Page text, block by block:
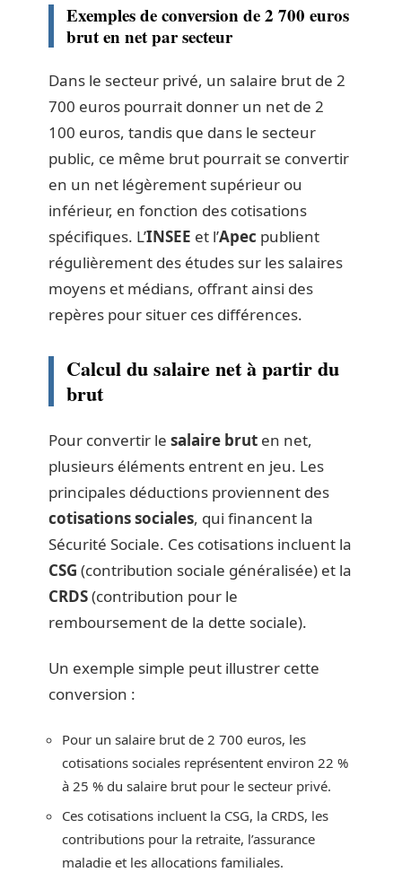
Exemples de conversion de 2 700 euros
brut en net par secteur
Dans le secteur privé, un salaire brut de 2
700 euros pourrait donner un net de 2
100 euros, tandis que dans le secteur
public, ce même brut pourrait se convertir
en un net légèrement supérieur ou
inférieur, en fonction des cotisations
spécifiques. L’INSEE et l’Apec publient
régulièrement des études sur les salaires
moyens et médians, offrant ainsi des
repères pour situer ces différences.
Calcul du salaire net à partir du
brut
Pour convertir le salaire brut en net,
plusieurs éléments entrent en jeu. Les
principales déductions proviennent des
cotisations sociales, qui financent la
Sécurité Sociale. Ces cotisations incluent la
CSG (contribution sociale généralisée) et la
CRDS(contribution pour le
remboursement de la dette sociale).
Un exemple simple peut illustrer cette
conversion :
Pour un salaire brut de 2 700 euros, les
cotisations sociales représentent environ 22 %
à 25 % du salaire brut pour le secteur privé.
Ces cotisations incluent la CSG, la CRDS, les
contributions pour la retraite, l’assurance
maladie et les allocations familiales.